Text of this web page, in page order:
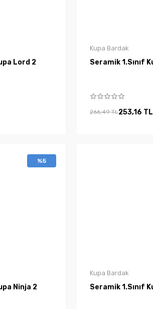
Seramik 1.Sınıf Kupa Lord 2
Kupa Bardak
266,49 TL253,16 TL
%5
Seramik 1.Sınıf Kupa Ninja 2
Kupa Bardak